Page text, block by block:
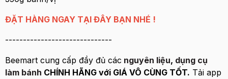
ĐẶT HÀNG NGAY TẠI ĐÂY BẠN NHÉ !
------------------------------
Beemart cung cấp đầy đủ các nguyên liệu, dụng cụ
làm bánh CHÍNH HÃNG với GIÁ VÔ CÙNG TỐT. Tải app